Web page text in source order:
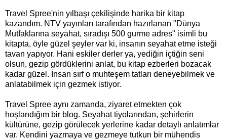
Travel Spree'nin yılbaşı çekilişinde harika bir kitap
kazandım. NTV yayınları tarafından hazırlanan "Dünya
Mutfaklarına seyahat, sıradışı 500 gurme adres" isimli bu
kitapta, öyle güzel şeyler var ki, insanın seyahat etme isteği
tavan yapıyor. Hani eskiler derler ya, yediğin içtiğin seni
olsun, gezip gördüklerini anlat, bu kitap ezberleri bozacak
kadar güzel. İnsan sırf o muhteşem tatları deneyebilmek ve
anlatabilmek için gezmek istiyor.
Travel Spree aynı zamanda, ziyaret etmekten çok
hoşlandığım bir blog. Seyahat tiyolarından, şehirlerin
kültürüne, gezip görülecek yerlerine kadar detaylı anlatımlar
var. Kendini yazmaya ve gezmeye tutkun bir mühendis